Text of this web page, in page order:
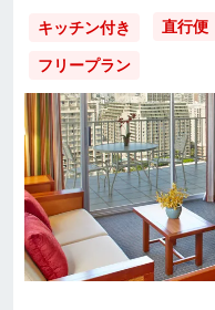
キッチン付き 直行便
フリープラン